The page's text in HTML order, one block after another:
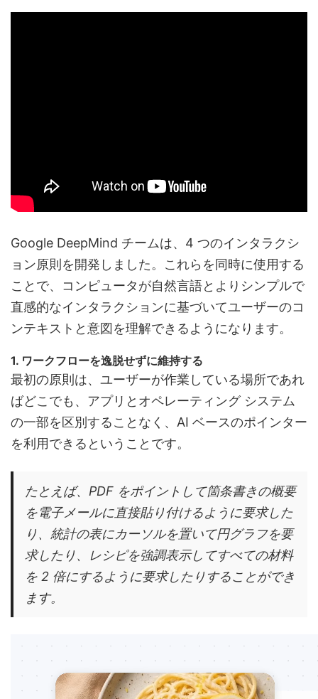
Google DeepMind チームは、4 つのインタラクシ
ョン原則を開発しました。これらを同時に使用する
ことで、コンピュータが自然言語とよりシンプルで
直感的なインタラクションに基づいてユーザーのコ
ンテキストと意図を理解できるようになります。
1. ワークフローを逸脱せずに維持する
最初の原則は、ユーザーが作業している場所であれ
ばどこでも、アプリとオペレーティング システム
の一部を区別することなく、AI ベースのポインター
を利用できるということです。
たとえば、PDF をポイントして箇条書きの概要
を電子メールに直接貼り付けるように要求した
り、統計の表にカーソルを置いて円グラフを要
求したり、レシピを強調表示してすべての材料
を 2 倍にするように要求したりすることができ
ます。